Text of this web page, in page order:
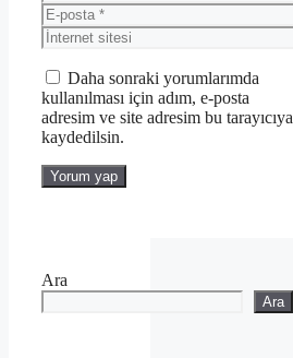
E-
posta
İnternet
sitesi
Daha sonraki yorumlarımda
kullanılması için adım, e-posta
adresim ve site adresim bu tarayıcıya
kaydedilsin.
Ara
Ara